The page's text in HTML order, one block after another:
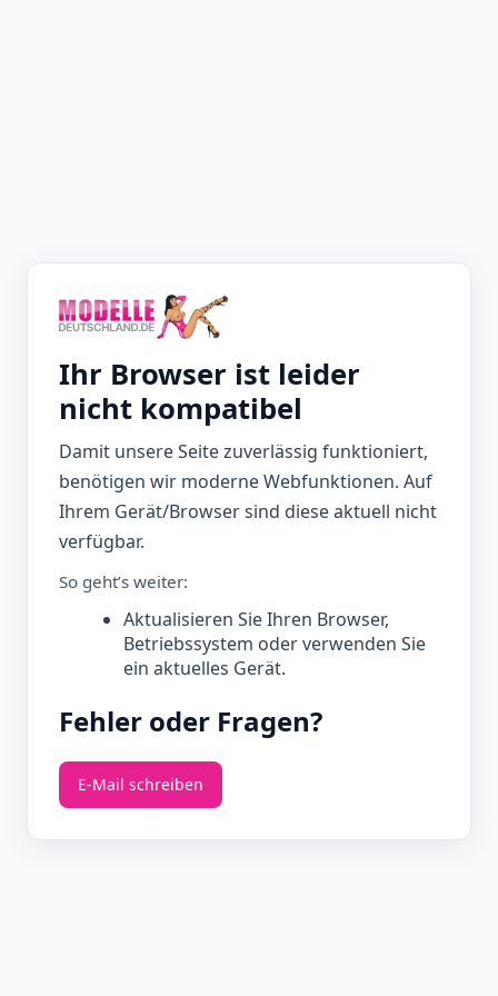
Ihr Browser ist leider
nicht kompatibel
Damit unsere Seite zuverlässig funktioniert,
benötigen wir moderne Webfunktionen. Auf
Ihrem Gerät/Browser sind diese aktuell nicht
verfügbar.
So geht’s weiter:
Aktualisieren Sie Ihren Browser,
Betriebssystem oder verwenden Sie
ein aktuelles Gerät.
Fehler oder Fragen?
E‑Mail schreiben